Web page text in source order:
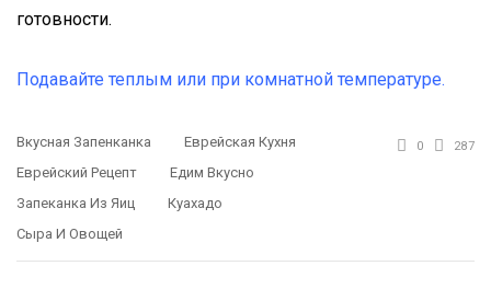
готовности.
Подавайте теплым или при комнатной температуре.
Вкусная Запенканка
Еврейская Кухня
Еврейский Рецепт
Едим Вкусно
Запеканка Из Яиц
Куахадо
Сыра И Овощей
0 287